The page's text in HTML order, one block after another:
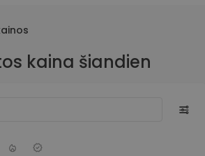
kaina šiandien